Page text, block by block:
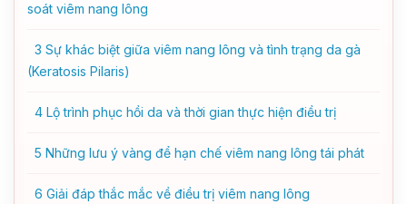
soát viêm nang lông
3 Sự khác biệt giữa viêm nang lông và tình trạng da gà
(Keratosis Pilaris)
4 Lộ trình phục hồi da và thời gian thực hiện điều trị
5 Những lưu ý vàng để hạn chế viêm nang lông tái phát
6 Giải đáp thắc mắc về điều trị viêm nang lông